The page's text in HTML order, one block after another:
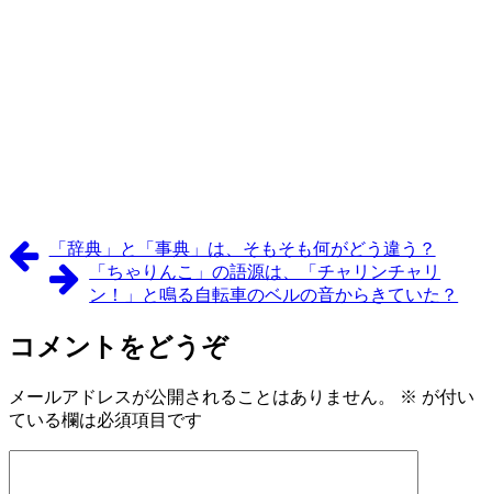
「辞典」と「事典」は、そもそも何がどう違う？
「ちゃりんこ」の語源は、「チャリンチャリ
ン！」と鳴る自転車のベルの音からきていた？
コメントをどうぞ
メールアドレスが公開されることはありません。 ※ が付い
ている欄は必須項目です